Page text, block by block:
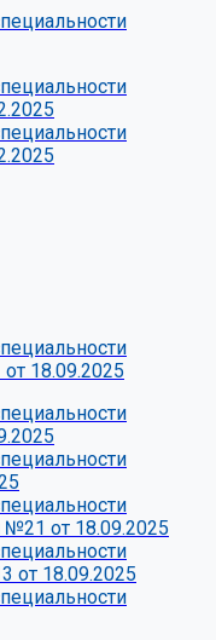
18.09.2025
от 18.09.2025
от 18.09.2025